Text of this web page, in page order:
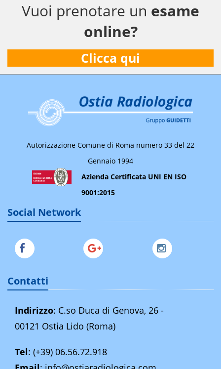
Vuoi prenotare un esame
online?
Clicca qui
Autorizzazione Comune di Roma numero 33 del 22
Gennaio 1994
Azienda Certificata UNI EN ISO
9001:2015
Social Network
Contatti
Indirizzo: C.so Duca di Genova, 26 -
00121 Ostia Lido (Roma)
Tel: (+39) 06.56.72.918